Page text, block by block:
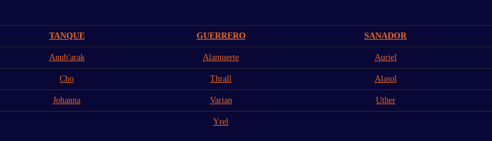
TANQUE GUERRERO SANADOR
Anub'arak Alamuerte Auriel
Cho Thrall Alasol
Johanna Varian Uther
Yrel